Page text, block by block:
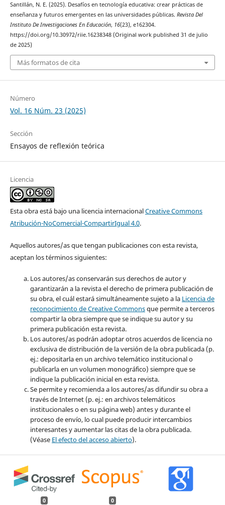
Santillán, N. E. (2025). Desafíos en tecnología educativa: crear prácticas de
enseñanza y futuros emergentes en las universidades públicas. Revista Del
Instituto De Investigaciones En Educación, 16(23), e162304.
https://doi.org/10.30972/riie.16238348 (Original work published 31 de julio
de 2025)
Más formatos de cita
Número
Vol. 16 Núm. 23 (2025)
Sección
Ensayos de reflexión teórica
Licencia
Esta obra está bajo una licencia internacionalCreative Commons
Atribución-NoComercial-CompartirIgual 4.0.
Aquellos autores/as que tengan publicaciones con esta revista,
aceptan los términos siguientes:
Los autores/as conservarán sus derechos de autor y
garantizarán a la revista el derecho de primera publicación de
su obra, el cuál estará simultáneamente sujeto a la Licencia de
reconocimiento de Creative Commonsque permite a terceros
compartir la obra siempre que se indique su autor y su
primera publicación esta revista.
Los autores/as podrán adoptar otros acuerdos de licencia no
exclusiva de distribución de la versión de la obra publicada (p.
ej.: depositarla en un archivo telemático institucional o
publicarla en un volumen monográfico) siempre que se
indique la publicación inicial en esta revista.
Se permite y recomienda a los autores/as difundir su obra a
través de Internet (p. ej.: en archivos telemáticos
institucionales o en su página web) antes y durante el
proceso de envío, lo cual puede producir intercambios
interesantes y aumentar las citas de la obra publicada.
(Véase El efecto del acceso abierto).
0 0